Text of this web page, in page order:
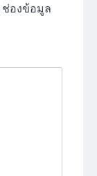
ช่องข้อมูล